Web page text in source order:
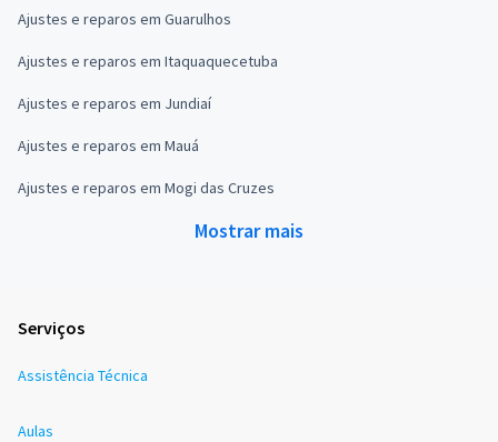
Ajustes e reparos em Guarulhos
Ajustes e reparos em Itaquaquecetuba
Ajustes e reparos em Jundiaí
Ajustes e reparos em Mauá
Ajustes e reparos em Mogi das Cruzes
Mostrar mais
Serviços
Assistência Técnica
Aulas